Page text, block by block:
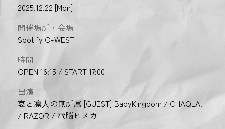
2025.12.22 [Mon]
開催場所・会場
Spotify O-WEST
時間
OPEN 16:15 / START 17:00
出演
哀と凛⼈の無所属 [GUEST] BabyKingdom / CHAQLA.
/ RAZOR / 電脳ヒメカ